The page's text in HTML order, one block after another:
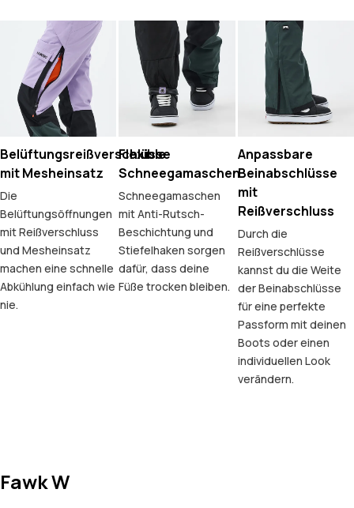
Belüftungsreißverschlüsse
mit Mesheinsatz
Die
Belüftungsöffnungen
mit Reißverschluss
und Mesheinsatz
machen eine schnelle
Abkühlung einfach wie
nie.
Flexible
Schneegamaschen
Schneegamaschen
mit Anti-Rutsch-
Beschichtung und
Stiefelhaken sorgen
dafür, dass deine
Füße trocken bleiben.
Anpassbare
Beinabschlüsse
mit
Reißverschluss
Durch die
Reißverschlüsse
kannst du die Weite
der Beinabschlüsse
für eine perfekte
Passform mit deinen
Boots oder einen
individuellen Look
verändern.
Fawk W